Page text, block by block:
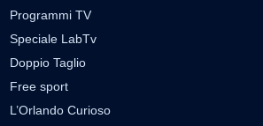
Programmi TV
Speciale LabTv
Doppio Taglio
Free sport
L’Orlando Curioso